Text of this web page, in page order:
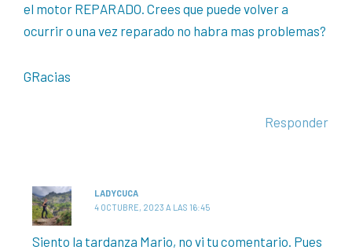
el motor REPARADO. Crees que puede volver a
ocurrir o una vez reparado no habra mas problemas?
GRacias
Responder
LADYCUCA
4 OCTUBRE, 2023 A LAS 16:45
Siento la tardanza Mario, no vi tu comentario. Pues